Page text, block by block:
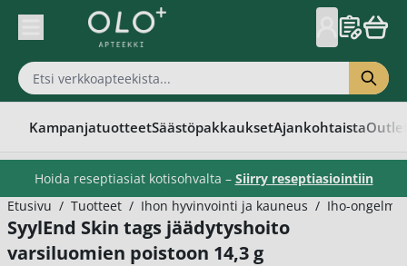
Skip to Content
KampanjatuotteetSäästöpakkauksetAjankohtaista
Hoida reseptiasiat kotisohvalta – Siirry reseptiasiointiin
Etusivu / Tuotteet / Ihon hyvinvointi ja kauneus / Iho-ongelmat
SyylEnd Skin tags jäädytyshoito
varsiluomien poistoon 14,3 g